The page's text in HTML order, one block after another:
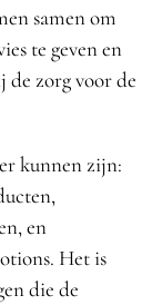
samen om
te geven en
de zorg voor de
kunnen zijn:
en
Het is
die de